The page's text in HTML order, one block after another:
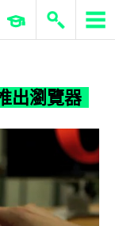
瀏覽器
ERP 與商業 AI
出瀏覽器